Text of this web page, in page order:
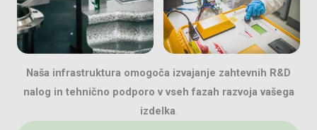
Naša infrastruktura omogoča izvajanje zahtevnih R&D
nalog in tehnično podporo v vseh fazah razvoja vašega
izdelka.